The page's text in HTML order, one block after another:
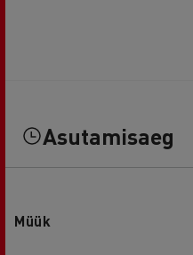
Asutamisaeg
Müük